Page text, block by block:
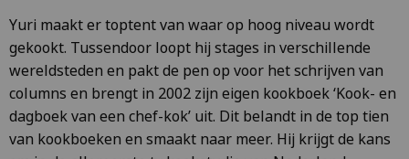
Yuri maakt er toptent van waar op hoog niveau wordt
gekookt. Tussendoor loopt hij stages in verschillende
wereldsteden en pakt de pen op voor het schrijven van
columns en brengt in 2002 zijn eigen kookboek ‘Kook- en
dagboek van een chef-kok’ uit. Dit belandt in de top tien
van kookboeken en smaakt naar meer. Hij krijgt de kans